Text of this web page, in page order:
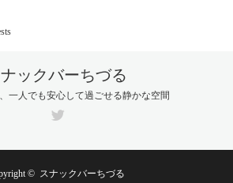
ックバーちづる
一人でも安心して過ごせる静かな空間
© スナックバーちづる